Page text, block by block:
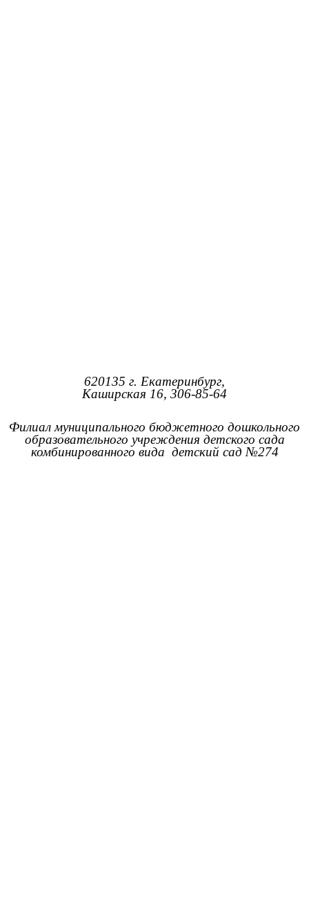
620135 г. Екатеринбург,
Каширская 16, 306-85-64
Филиал муниципального бюджетного дошкольного
образовательного учреждения детского сада
комбинированного вида детский сад №274